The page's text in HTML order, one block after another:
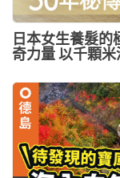
日本女生養髮
奇力量 以千顆